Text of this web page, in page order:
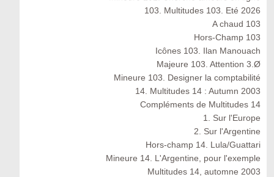
103. Multitudes 103. Eté 2026
A chaud 103
Hors-Champ 103
Icônes 103. Ilan Manouach
Majeure 103. Attention 3.Ø
Mineure 103. Designer la comptabilité
14. Multitudes 14 : Autumn 2003
Compléments de Multitudes 14
1. Sur l'Europe
2. Sur l'Argentine
Hors-champ 14. Lula/Guattari
Mineure 14. L'Argentine, pour l'exemple
Multitudes 14, automne 2003